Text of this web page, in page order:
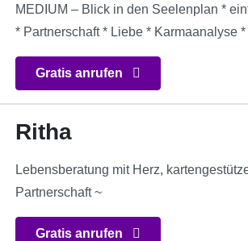
MEDIUM – Blick in den Seelenplan *
* Partnerschaft * Liebe * Karmaanalyse
Gratis anrufen
Ritha
Lebensberatung mit Herz,
Partnerschaft ~
Gratis anrufen